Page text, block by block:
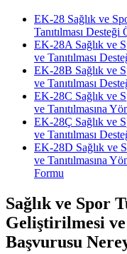
EK-28 Sağlık ve
Tanıtılması
EK-28A Sağlık ve
ve Tanıtılması
EK-28B Sağlık ve
ve Tanıtılması
EK-28C Sağlık ve
ve Tanıtılmasına
EK-28Ç Sağlık ve
ve Tanıtılması
EK-28D Sağlık ve
ve Tanıtılmasına
Formu
Sağlık ve Spor
Geliştirilmesi ve
Başvurusu